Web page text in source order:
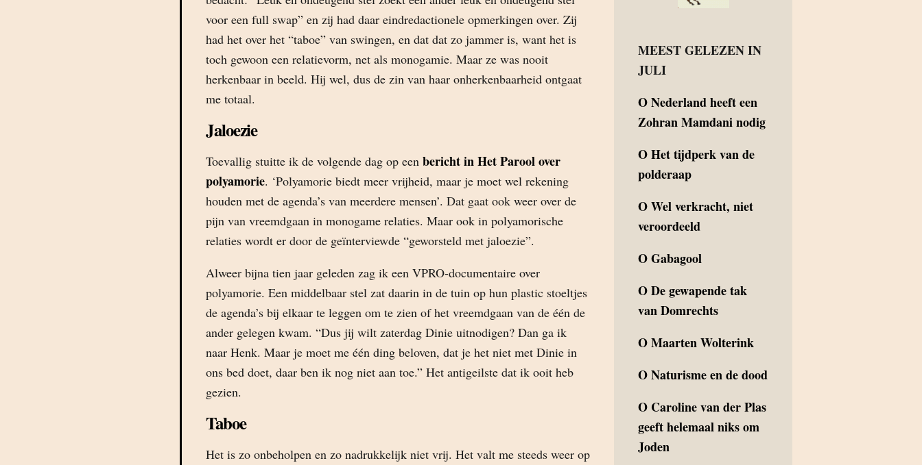
voor een full swap” en zij had daar eindredactionele opmerkingen over. Zij
had het over het “taboe” van swingen, en dat dat zo jammer is, want het is
toch gewoon een relatievorm, net als monogamie. Maar ze was nooit
herkenbaar in beeld. Hij wel, dus de zin van haar onherkenbaarheid ontgaat
me totaal.
Jaloezie
Toevallig stuitte ik de volgende dag op een bericht in Het Parool over
polyamorie. ‘Polyamorie biedt meer vrijheid, maar je moet wel rekening
houden met de agenda’s van meerdere mensen’. Dat gaat ook weer over de
pijn van vreemdgaan in monogame relaties. Maar ook in polyamorische
relaties wordt er door de geïnterviewde “geworsteld met jaloezie”.
Alweer bijna tien jaar geleden zag ik een VPRO-documentaire over
polyamorie. Een middelbaar stel zat daarin in de tuin op hun plastic stoeltjes
de agenda’s bij elkaar te leggen om te zien of het vreemdgaan van de één de
ander gelegen kwam. “Dus jij wilt zaterdag Dinie uitnodigen? Dan ga ik
naar Henk. Maar je moet me één ding beloven, dat je het niet met Dinie in
ons bed doet, daar ben ik nog niet aan toe.” Het antigeilste dat ik ooit heb
gezien.
Taboe
Het is zo onbeholpen en zo nadrukkelijk niet vrij. Het valt me steeds weer op
MEEST GELEZEN IN
JULI
ONederland heeft een
Zohran Mamdani nodig
OHet tijdperk van de
polderaap
OWel verkracht, niet
veroordeeld
OGabagool
ODe gewapende tak
van Domrechts
OMaarten Wolterink
ONaturisme en de dood
O Caroline van der Plas
geeft helemaal niks om
Joden